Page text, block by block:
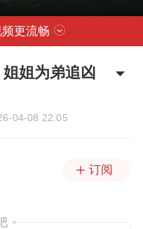
更流畅
姐为弟追凶
04-08 22:05
订阅